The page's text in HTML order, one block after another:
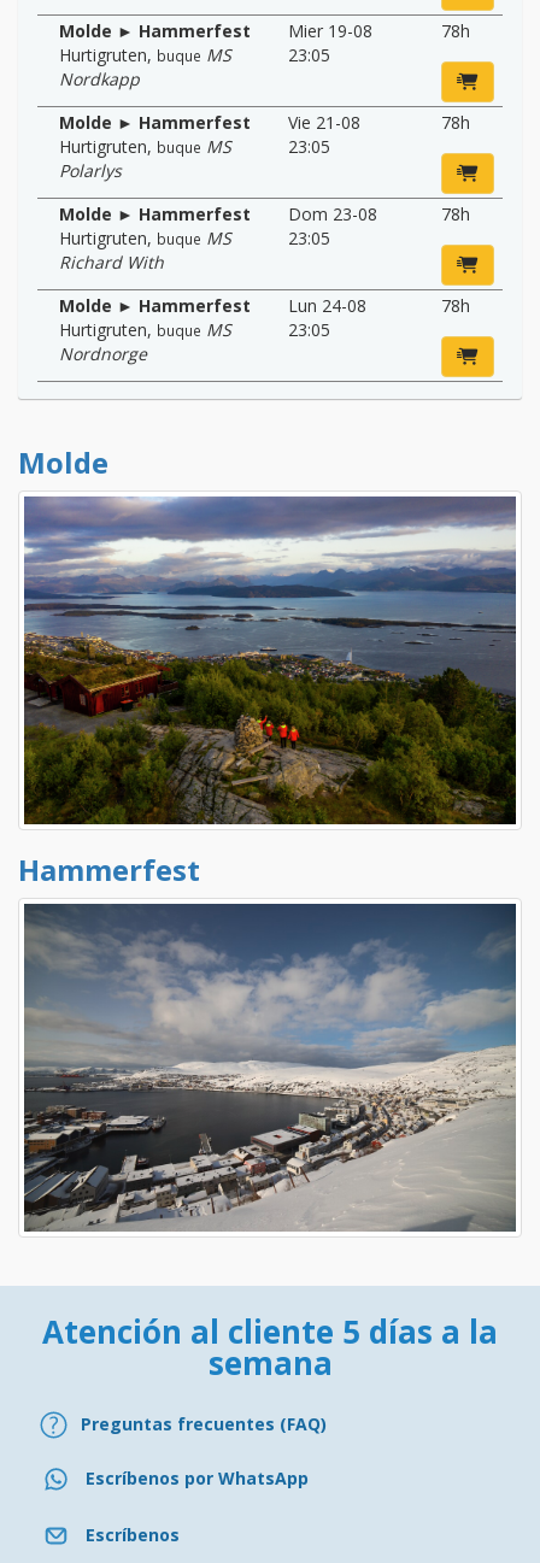
Molde ► Hammerfest
Hurtigruten, buque MS
Nordkapp
Mier 19-08
23:05
78h
Molde ► Hammerfest
Hurtigruten, buque MS
Polarlys
Vie 21-08
23:05
78h
Molde ► Hammerfest
Hurtigruten, buque MS
Richard With
Dom 23-08
23:05
78h
Molde ► Hammerfest
Hurtigruten, buque MS
Nordnorge
Lun 24-08
23:05
78h
Molde
Hammerfest
Atención al cliente 5 días a la
semana
Preguntas frecuentes (FAQ)
Escríbenos por WhatsApp
Escríbenos